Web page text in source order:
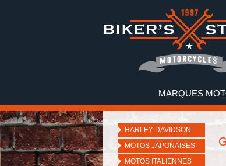
MARQUES
HARLEY-DAVIDSON
MOTOS JAPONAISES
MOTOS ITALIENNES